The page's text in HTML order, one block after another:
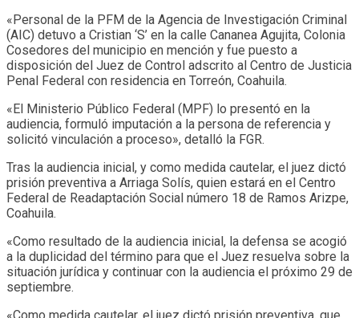
«Personal de la PFM de la Agencia de Investigación Criminal
(AIC) detuvo a Cristian ‘S’ en la calle Cananea Agujita, Colonia
Cosedores del municipio en mención y fue puesto a
disposición del Juez de Control adscrito al Centro de Justicia
Penal Federal con residencia en Torreón, Coahuila.
«El Ministerio Público Federal (MPF) lo presentó en la
audiencia, formuló imputación a la persona de referencia y
solicitó vinculación a proceso», detalló la FGR.
Tras la audiencia inicial, y como medida cautelar, el juez dictó
prisión preventiva a Arriaga Solís, quien estará en el Centro
Federal de Readaptación Social número 18 de Ramos Arizpe,
Coahuila.
«Como resultado de la audiencia inicial, la defensa se acogió
a la duplicidad del término para que el Juez resuelva sobre la
situación jurídica y continuar con la audiencia el próximo 29 de
septiembre.